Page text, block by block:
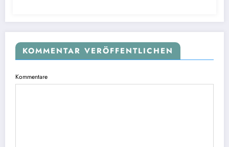
KOMMENTAR VERÖFFENTLICHEN
Kommentare